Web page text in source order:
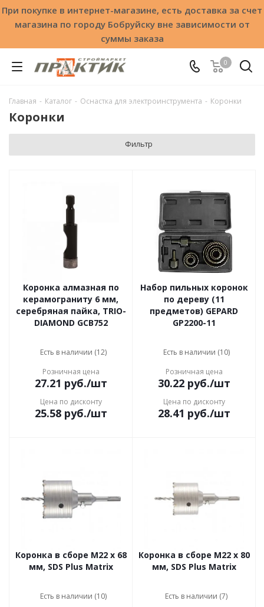
При покупке в интернет-магазине, есть доставка за счет
магазина по городу Бобруйску вне зависимости от
суммы заказа
0
Главная - Каталог - Оснастка для электроинструмента - Коронки
Коронки
Фильтр
Коронка алмазная по
керамограниту 6 мм,
серебряная пайка, TRIO-
DIAMOND GCB752
Есть в наличии (12)
Розничная цена
27.21 руб./шт
Цена по дисконту
25.58руб./шт
Набор пильных коронок
по дереву (11
предметов) GEPARD
GP2200-11
Есть в наличии (10)
Розничная цена
30.22руб./шт
Цена по дисконту
28.41 руб./шт
Коронка в сборе М22 х 68
мм, SDS Plus Matrix
Есть в наличии (10)
Коронка в сборе М22 х 80
мм, SDS Plus Matrix
Есть в наличии (7)